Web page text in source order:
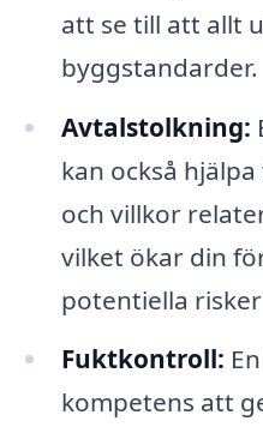
att se till att allt
byggstandarder.
Avtalstolkning:
kan också
och villkor
vilket ökar din
potentiella
Fuktkontroll:
kompetens att